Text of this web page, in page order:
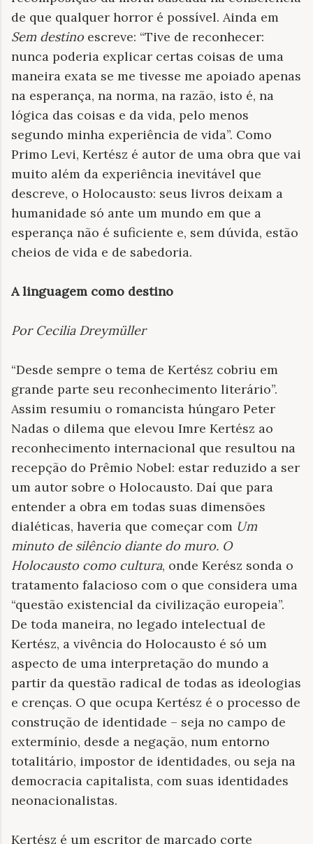
de que qualquer horror é possível. Ainda em
Sem destino escreve: “Tive de reconhecer:
nunca poderia explicar certas coisas de uma
maneira exata se me tivesse me apoiado apenas
na esperança, na norma, na razão, isto é, na
lógica das coisas e da vida, pelo menos
segundo minha experiência de vida”. Como
Primo Levi, Kertész é autor de uma obra que vai
muito além da experiência inevitável que
descreve, o Holocausto: seus livros deixam a
humanidade só ante um mundo em que a
esperança não é suficiente e, sem dúvida, estão
cheios de vida e de sabedoria.
A linguagem como destino
Por Cecilia Dreymüller
“Desde sempre o tema de Kertész cobriu em
grande parte seu reconhecimento literário”.
Assim resumiu o romancista húngaro Peter
Nadas o dilema que elevou Imre Kertész ao
reconhecimento internacional que resultou na
recepção do Prêmio Nobel: estar reduzido a ser
um autor sobre o Holocausto. Daí que para
entender a obra em todas suas dimensões
dialéticas, haveria que começar com Um
minuto de silêncio diante do muro. O
Holocausto como cultura, onde Kerész sonda o
tratamento falacioso com o que considera uma
“questão existencial da civilização europeia”.
De toda maneira, no legado intelectual de
Kertész, a vivência do Holocausto é só um
aspecto de uma interpretação do mundo a
partir da questão radical de todas as ideologias
e crenças. O que ocupa Kertész é o processo de
construção de identidade – seja no campo de
extermínio, desde a negação, num entorno
totalitário, impostor de identidades, ou seja na
democracia capitalista, com suas identidades
neonacionalistas.
Kertész é um escritor de marcado corte